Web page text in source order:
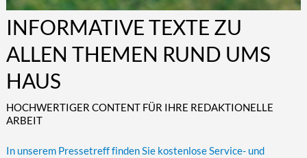
Mode
Soziales/Umwelt
Sport
Trendy
Fahrrad/E-Bike
Landschaft/Berge
Städte/Kultur
Weitere Reisethemen
Rund ums Haus
Haus
Ratgeber
Wohnen/Leben
TECHNIK
Hardware/Software
Kommunikation/Internet
Digitalisierung/Multimedia
INFORMATIVE TEXTE ZU
ALLEN THEMEN RUND UMS
HAUS
HOCHWERTIGER CONTENT FÜR IHRE REDAKTIONELLE
ARBEIT
In unserem Pressetreff finden Sie kostenlose Service- und